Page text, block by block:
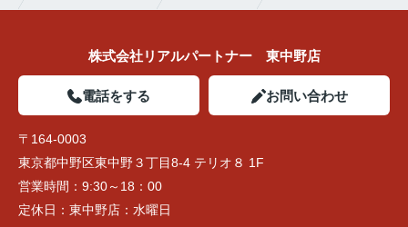
株式会社リアルパートナー 東中野店
電話をする お問い合わせ
〒164-0003
東京都中野区東中野３丁目8-4 テリオ８ 1F
営業時間： 9:30～18：00
定休日： 東中野店：水曜日